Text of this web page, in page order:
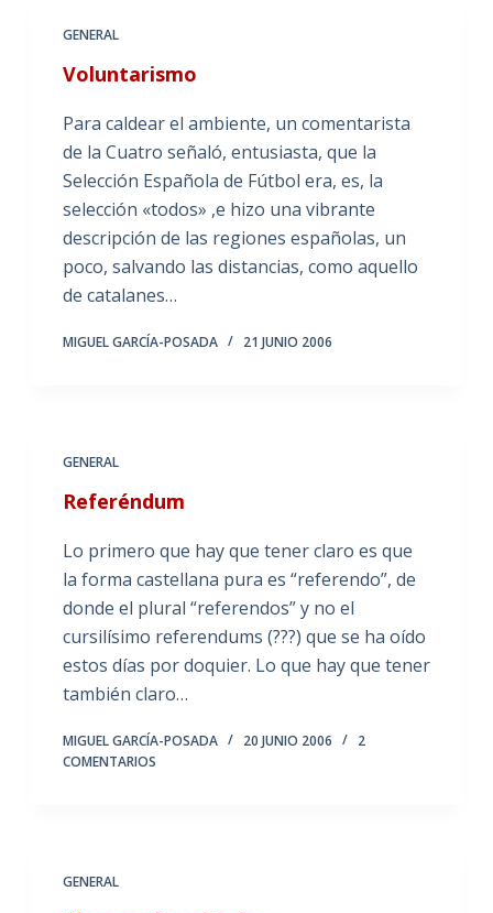
GENERAL
Voluntarismo
Para caldear el ambiente, un comentarista
de la Cuatro señaló, entusiasta, que la
Selección Española de Fútbol era, es, la
selección «todos» ,e hizo una vibrante
descripción de las regiones españolas, un
poco, salvando las distancias, como aquello
de catalanes…
MIGUEL GARCÍA-POSADA 21 JUNIO 2006
GENERAL
Referéndum
Lo primero que hay que tener claro es que
la forma castellana pura es “referendo”, de
donde el plural “referendos” y no el
cursilísimo referendums (???) que se ha oído
estos días por doquier. Lo que hay que tener
también claro…
MIGUEL GARCÍA-POSADA 20 JUNIO 2006
2
COMENTARIOS
GENERAL